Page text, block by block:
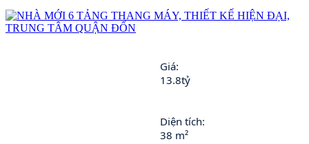
Giá:
13.8tỷ
Diện tích:
38 m²